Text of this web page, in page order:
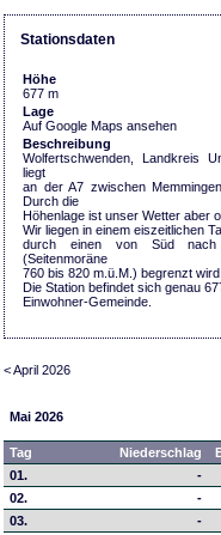
Stationsdaten
Höhe
677 m
Lage
Auf Google Maps ansehen
Beschreibung
Wolfertschwenden, Landkreis
liegt
an der A7 zwischen
Durch die
Höhenlage ist unser Wetter aber
Wir liegen in einem eiszeitlichen
durch einen von Süd nach
(Seitenmoräne
760 bis 820 m.ü.M.) begrenzt wird.
Die Station befindet sich genau
Einwohner-Gemeinde.
< April 2026
Mai 2026
Tag Niederschlag
01.
-
02.
-
03.
-